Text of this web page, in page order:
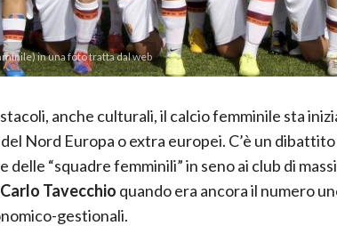
in una foto tratta dal web
anche culturali, il calcio femminile sta
Nord Europa o extra europei. C’è un
delle “squadre femminili” in seno ai club di
Tavecchio quando era ancora il numero
gestionali.